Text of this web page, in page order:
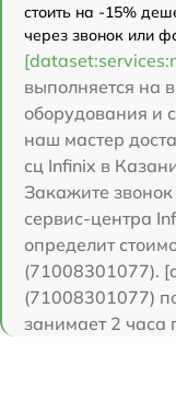
стоить на -15%
через звонок или
выполняется на
оборудования и
наш мастер
сц Infinix в
Закажите
сервис-центра
определит
(71008301077).
(71008301077)
занимает 2 часа